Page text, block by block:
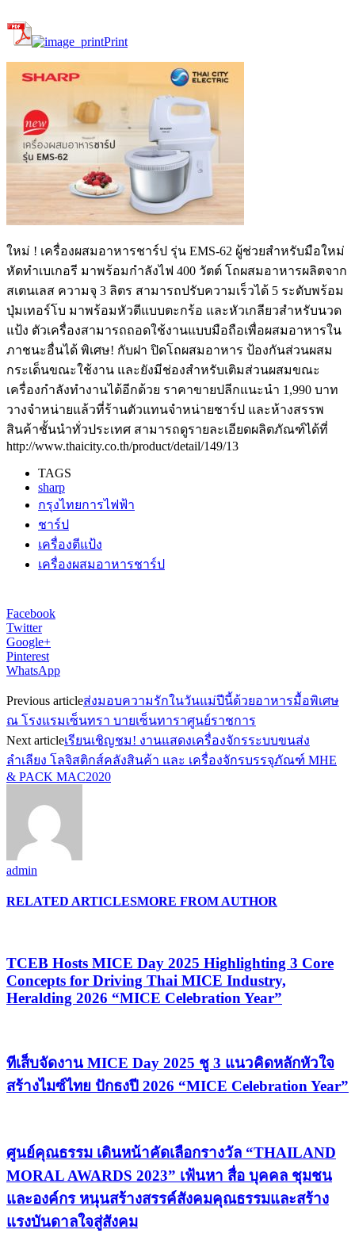
Print
ใหม่ ! เครื่องผสมอาหารชาร์ป รุ่น EMS-62 ผู้ช่วยสำหรับมือใหม่
หัดทำเบเกอรี มาพร้อมกำลังไฟ 400 วัตต์ โถผสมอาหารผลิตจาก
สเตนเลส ความจุ 3 ลิตร สามารถปรับความเร็วได้ 5 ระดับพร้อม
ปุ่มเทอร์โบ มาพร้อมหัวตีแบบตะกร้อ และหัวเกลียวสำหรับนวด
แป้ง ตัวเครื่องสามารถถอดใช้งานแบบมือถือเพื่อผสมอาหารใน
ภาชนะอื่นได้ พิเศษ! กับฝา ปิดโถผสมอาหาร ป้องกันส่วนผสม
กระเด็นขณะใช้งาน และยังมีช่องสำหรับเติมส่วนผสมขณะ
เครื่องกำลังทำงานได้อีกด้วย ราคาขายปลีกแนะนำ 1,990 บาท
วางจำหน่ายแล้วที่ร้านตัวแทนจำหน่ายชาร์ป และห้างสรรพ
สินค้าชั้นนำทั่วประเทศ สามารถดูรายละเอียดผลิตภัณฑ์ได้ที่
http://www.thaicity.co.th/product/detail/149/13
TAGS
sharp
กรุงไทยการไฟฟ้า
ชาร์ป
เครื่องตีแป้ง
เครื่องผสมอาหารชาร์ป
Facebook
Twitter
Google+
Pinterest
WhatsApp
Previous articleส่งมอบความรักในวันแม่ปีนี้ด้วยอาหารมื้อพิเศษ
ณ โรงแรมเซ็นทรา บายเซ็นทาราศูนย์ราชการ
Next articleเรียนเชิญชม! งานแสดงเครื่องจักรระบบขนส่ง
ลำเลียง โลจิสติกส์คลังสินค้า และ เครื่องจักรบรรจุภัณฑ์ MHE
& PACK MAC2020
admin
RELATED ARTICLESMORE FROM AUTHOR
TCEB Hosts MICE Day 2025 Highlighting 3 Core
Concepts for Driving Thai MICE Industry,
Heralding 2026 “MICE Celebration Year”
ทีเส็บจัดงาน MICE Day 2025 ชู 3 แนวคิดหลักหัวใจ
สร้างไมซ์ไทย ปักธงปี 2026 “MICE Celebration Year”
ศูนย์คุณธรรม เดินหน้าคัดเลือกรางวัล “THAILAND
MORAL AWARDS 2023” เฟ้นหา สื่อ บุคคล ชุมชน
และองค์กร หนุนสร้างสรรค์สังคมคุณธรรมและสร้าง
แรงบันดาลใจสู่สังคม